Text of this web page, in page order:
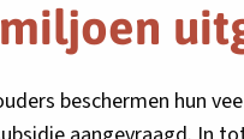
beschermen hun